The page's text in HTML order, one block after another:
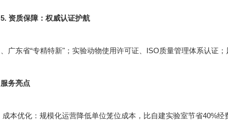
5. 资质保障：权威认证护航
、广东省“专精特新"；实验动物使用许可证、ISO质量管理体系认证
服务亮点
成本优化：规模化运营降低单位笼位成本，比自建实验室节省40%经